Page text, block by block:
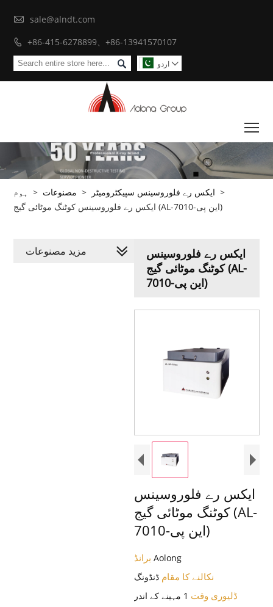
 sale@alndt.com
 +86-415-6278899、+86-13941570107
 اردو 
ہوم > مصنوعات > ایکس رے فلوروسینس سپیکٹرومیٹر >
ایکس رے فلوروسینس کوٹنگ موٹائی گیج (AL-این پی-7010)
ایکس رے فلوروسینس
کوٹنگ موٹائی گیج (AL-
این پی-7010)
ایکس رے فلوروسینس
کوٹنگ موٹائی گیج (AL-
این پی-7010)
Aolong
نکالنے کا مقامڈنڈونگ
ڈلیوری وقت 1 مہینے کے اندر
مزید مصنوعات